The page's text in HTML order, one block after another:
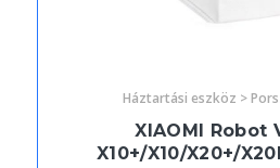
Háztartási eszköz >
XIAOMI Robot
X10+/X10/X20+/